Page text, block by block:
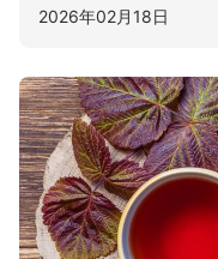
2026年02月18日